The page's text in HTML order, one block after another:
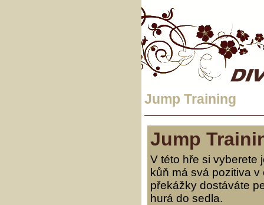
Jump Training
Jump
V této hře si vyberete
kůň má svá pozitiva
překážky dostáváte
hurá do sedla.